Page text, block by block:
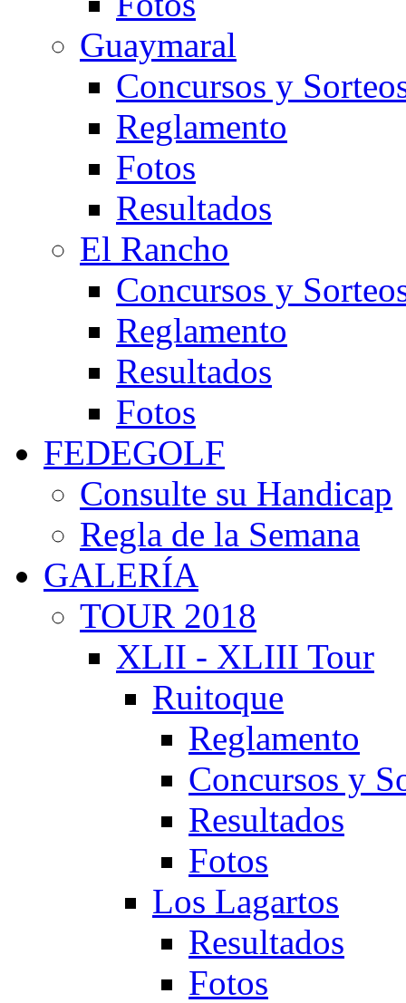
Guaymaral
Concursos y
Reglamento
Fotos
Resultados
El Rancho
Concursos y
Reglamento
Resultados
Fotos
FEDEGOLF
Consulte su Handicap
Regla de la Semana
GALERÍA
TOUR 2018
XLII - XLIII Tour
Ruitoque
Reglamento
Concursos y
Resultados
Fotos
Los Lagartos
Resultados
Fotos